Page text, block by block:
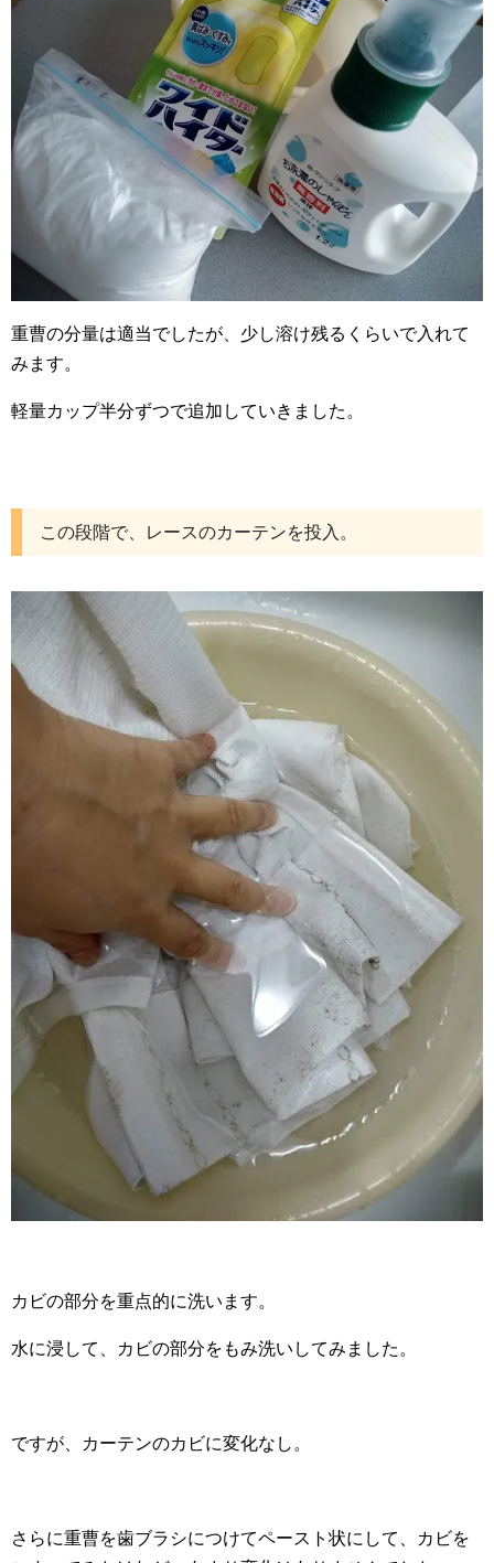
重曹の分量は適当でしたが、少し溶け残るくらいで入れて
みます。
軽量カップ半分ずつで追加していきました。
この段階で、レースのカーテンを投入。
カビの部分を重点的に洗います。
水に浸して、カビの部分をもみ洗いしてみました。
ですが、カーテンのカビに変化なし。
さらに重曹を歯ブラシにつけてペースト状にして、カビを